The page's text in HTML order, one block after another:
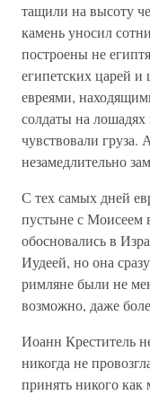
тащили на высоту
камень уносил
построены не
египетских царей
евреями,
солдаты на
чувствовали груза.
незамедлительно
С тех самых дней
пустыне с Моисеем
обосновались в
Иудеей, но она
римляне были не
возможно, даже
Иоанн Креститель
никогда не
принять никого